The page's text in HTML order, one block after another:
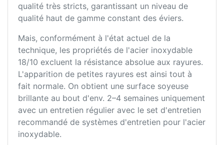
qualité très stricts, garantissant un niveau de
qualité haut de gamme constant des éviers.
Mais, conformément à l'état actuel de la
technique, les propriétés de l'acier inoxydable
18/10 excluent la résistance absolue aux rayures.
L'apparition de petites rayures est ainsi tout à
fait normale. On obtient une surface soyeuse
brillante au bout d'env. 2–4 semaines uniquement
avec un entretien régulier avec le set d'entretien
recommandé de systèmes d'entretien pour l'acier
inoxydable.